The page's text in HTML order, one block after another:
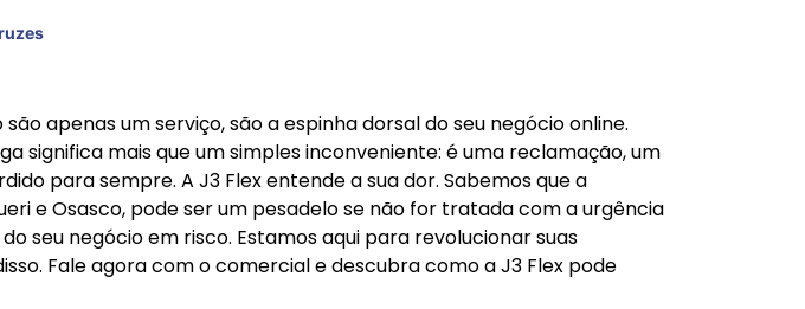
são apenas um serviço, são a espinha dorsal do seu negócio online.
significa mais que um simples inconveniente: é uma reclamação, um
para sempre. A J3 Flex entende a sua dor. Sabemos que a
e Osasco, pode ser um pesadelo se não for tratada com a urgência
seu negócio em risco. Estamos aqui para revolucionar suas
Fale agora com o comercial e descubra como a J3 Flex pode